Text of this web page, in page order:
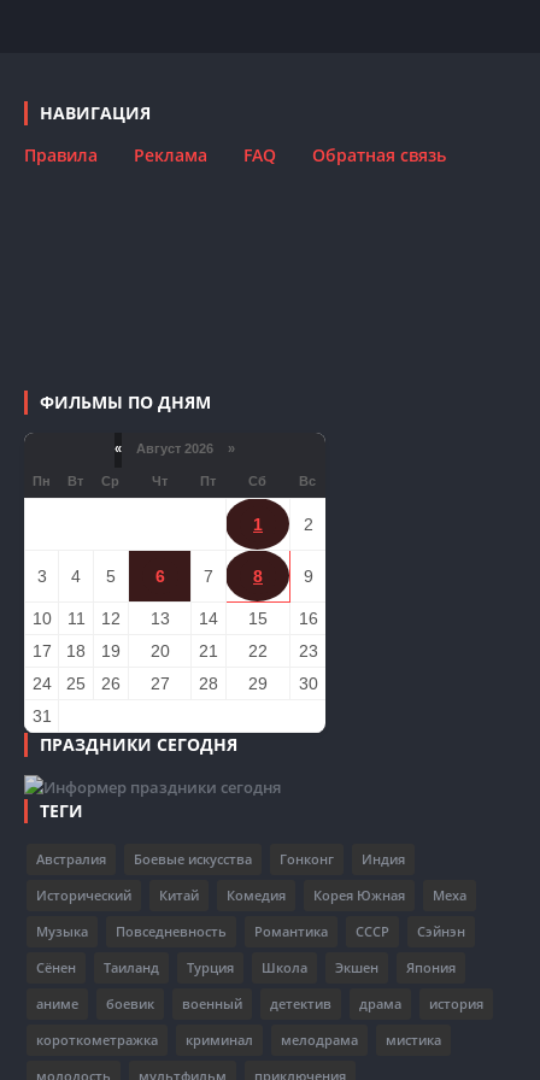
НАВИГАЦИЯ
Правила
Реклама FAQ Обратная связь
ФИЛЬМЫ ПО ДНЯМ
« Август 2026 »
Пн Вт Ср Чт Пт Сб Вс
1 2
3 4 5 6 7 8 9
10 11 12 13 14 15
16
17
18 19 20 21 22
23
24
25 26 27 28 29
30
31
ПРАЗДНИКИ СЕГОДНЯ
ТЕГИ
Австралия Боевые искусства Гонконг
Индия
Исторический
Китай Комедия Корея Южная
Меха
Музыка
Повседневность Романтика СССР
Сэйнэн
Сёнен
Таиланд Турция Школа Экшен
Япония
аниме
боевик военный детектив драма
история
короткометражка
криминал мелодрама
мистика
молодость
мультфильм приключения